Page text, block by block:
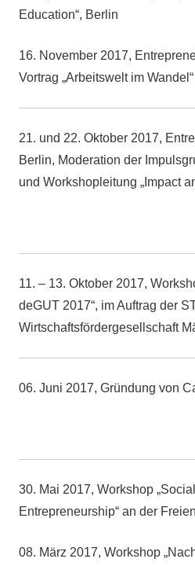
Education“, Berlin
16. November 2017,
Vortrag „Arbeitswelt im Wandel“
21. und 22. Oktober 2017,
Berlin, Moderation der
und Workshopleitung „Impact
11. – 13. Oktober 2017,
deGUT 2017“, im Auftrag der
Wirtschaftsfördergesellschaft
06. Juni 2017, Gründung von
30. Mai 2017, Workshop
Entrepreneurship“ an der
08. März 2017, Workshop